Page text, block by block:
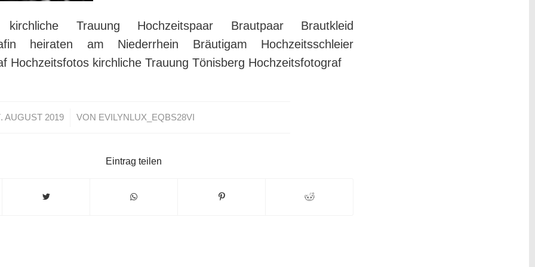
kirchliche Trauung Hochzeitspaar Brautpaar Brautkleid
heiraten am Niederrhein Bräutigam Hochzeitsschleier
Hochzeitsfotos kirchliche Trauung Tönisberg Hochzeitsfotograf
AUGUST 2019
/ VON EVILYNLUX_EQBS28VI
Eintrag teilen